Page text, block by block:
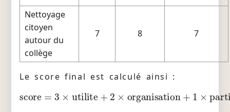
Nettoyage
citoyen
autour du
collège
7 8 7
Le score final est calculé ainsi :
score=3 × utilite + 2×organisation + 1×